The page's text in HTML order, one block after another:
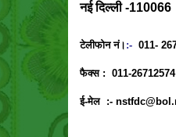
नई दिल्ली -110066
टेलीफोन नं। :- 011-
फैक्स : 011-26712574
ई-मेल :-